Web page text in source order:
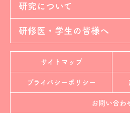
研究について
研修医・学生の皆様へ
サイトマップ
プライバシーポリシー
お問い合わ